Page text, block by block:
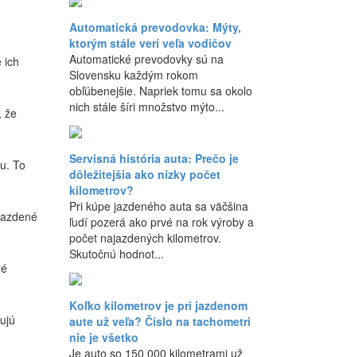
ich
že
To
Automatická prevodovka: Mýty,
ktorým stále verí veľa vodičov
Automatické prevodovky sú na
Slovensku každým rokom
obľúbenejšie. Napriek tomu sa okolo
nich stále šíri množstvo mýto...
Servisná história auta: Prečo je
dôležitejšia ako nízky počet
kilometrov?
Pri kúpe jazdeného auta sa väčšina
ľudí pozerá ako prvé na rok výroby a
počet najazdených kilometrov.
Skutočnú hodnot...
Koľko kilometrov je pri jazdenom
aute už veľa? Číslo na tachometri
nie je všetko
Je auto so 150 000 kilometrami už